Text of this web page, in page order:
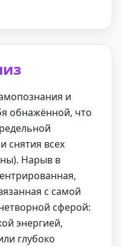
и
обнажённой, что
снятия всех
Нарыв в
с самой
сферой:
энергией,
глубоко